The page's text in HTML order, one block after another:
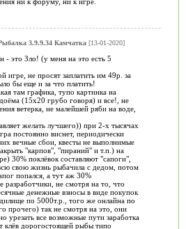
3.9.9.34 Камчатка[13-01-2020]
- это Зло! (у меня на это есть 5
игре, не просят заплатить им 49р. за
бы еще и за что платить!
там графика, тупо картинка на
(15х20 грубо говоря) и все!, не
ветерка, не малейшей ряби на воде,
желать лучшего)) при 2-х тысячах
постоянно виснет, периодически
вечные сбои, квесты не выполнимые
"карпов", "пираний" и т.п.) на
30% поклёвок составляют "сапоги",
свою жизнь рыбачила с дедом, потом
попался, а тут аж 30%
не смотря на то, что
денежные взносы в виде покупок
по 5000т.р., того же онлайна по
прочего) так не смотря на это, они
урезать все возможные пути заработка
клёв дорогостоящей рыбы типо